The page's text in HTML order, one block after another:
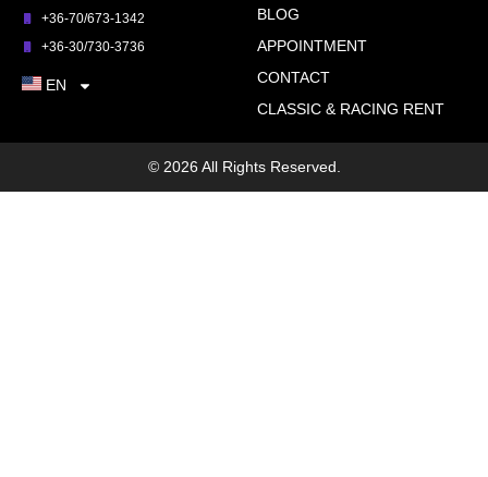
BLOG
APPOINTMENT
CONTACT
CLASSIC & RACING RENT
+36-70/673-1342
+36-30/730-3736
EN
© 2026 All Rights Reserved.